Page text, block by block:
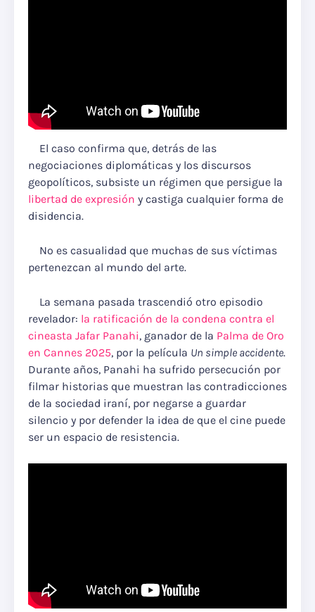
El caso confirma que, detrás de las
negociaciones diplomáticas y los discursos
geopolíticos, subsiste un régimen que persigue la
libertad de expresión y castiga cualquier forma de
disidencia.
No es casualidad que muchas de sus víctimas
pertenezcan al mundo del arte.
La semana pasada trascendió otro episodio
revelador: la ratificación de la condena contra el
cineasta Jafar Panahi, ganador de la Palma de Oro
en Cannes 2025, por la película Un simple accidente.
Durante años, Panahi ha sufrido persecución por
filmar historias que muestran las contradicciones
de la sociedad iraní, por negarse a guardar
silencio y por defender la idea de que el cine puede
ser un espacio de resistencia.